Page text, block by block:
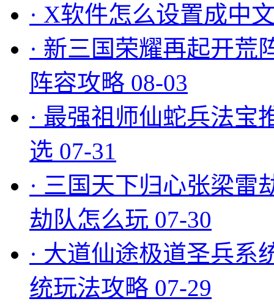
· X软件怎么设置成中
· 新三国荣耀再起开荒
阵容攻略 08-03
· 最强祖师仙蛇兵法宝
选 07-31
· 三国天下归心张梁雷
劫队怎么玩 07-30
· 大道仙途极道圣兵系
统玩法攻略 07-29